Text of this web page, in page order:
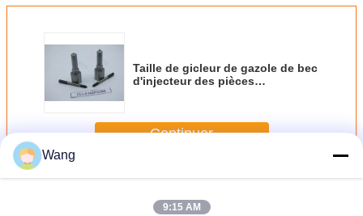
Taille de gicleur de gazole de bec
d'injecteur des pièces
172 262
Continuer
PlusBec d'injecteur de Bosch
Wang
9:15 AM